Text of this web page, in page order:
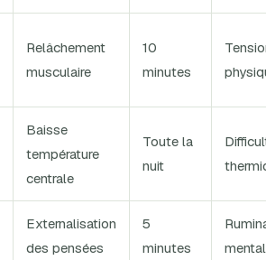
Relâchement
musculaire
10
minutes
Baisse
température
centrale
Toute la
nuit
Externalisation
des pensées
5
minutes